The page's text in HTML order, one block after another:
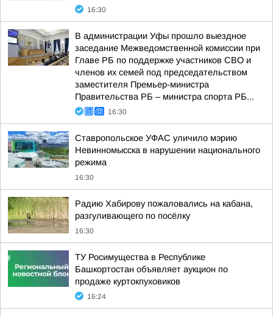
16:30
В администрации Уфы прошло выездное
заседание Межведомственной комиссии при
Главе РБ по поддержке участников СВО и
членов их семей под председательством
заместителя Премьер-министра
Правительства РБ – министра спорта РБ...
16:30
Ставропольское УФАС уличило мэрию
Невинномысска в нарушении национального
режима
16:30
Радию Хабирову пожаловались на кабана,
разгуливающего по посёлку
16:30
ТУ Росимущества в Республике
Башкортостан объявляет аукцион по
продаже куртокпуховиков
16:24